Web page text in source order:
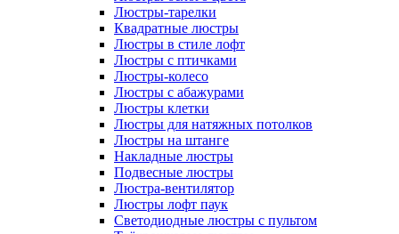
Люстры-тарелки
Квадратные люстры
Люстры в стиле лофт
Люстры с птичками
Люстры-колесо
Люстры с абажурами
Люстры клетки
Люстры для натяжных потолков
Люстры на штанге
Накладные люстры
Подвесные люстры
Люстра-вентилятор
Люстры лофт паук
Светодиодные люстры с пультом